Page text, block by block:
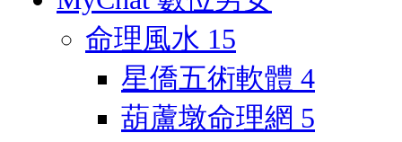
命理風水 15
星僑五術軟體 4
葫蘆墩命理網 5